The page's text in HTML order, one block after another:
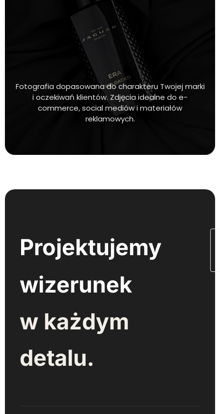
Fotografia dopasowana do charakteru Twojej marki
i oczekiwań klientów. Zdjęcia idealne do e-
commerce, social mediów i materiałów
reklamowych.
Projektujemy
wizerunek
w każdym
detalu.